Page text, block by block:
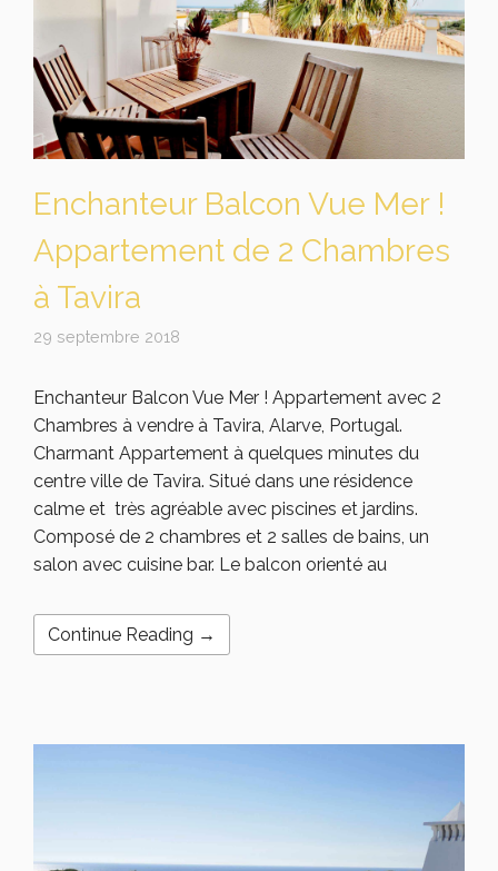
Enchanteur Balcon Vue Mer !
Appartement de 2 Chambres
à Tavira
29 septembre 2018
Enchanteur Balcon Vue Mer ! Appartement avec 2
Chambres à vendre à Tavira, Alarve, Portugal.
Charmant Appartement à quelques minutes du
centre ville de Tavira. Situé dans une résidence
calme et très agréable avec piscines et jardins.
Composé de 2 chambres et 2 salles de bains, un
salon avec cuisine bar. Le balcon orienté au
Continue Reading →